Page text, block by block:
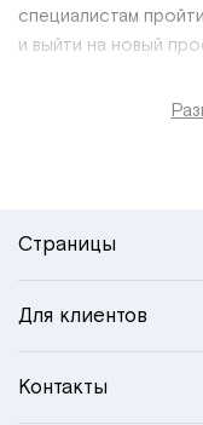
специалистам
и выйти на новый
Страницы
Для клиентов
Контакты